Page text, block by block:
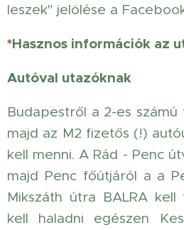
leszek" jelölése a
*Hasznos információk az
Autóval utazóknak
Budapestről a 2-es számú
majd az M2 fizetős (!)
kell menni. A Rád - Penc
majd Penc főútjáról a a
Mikszáth útra BALRA
kell haladni egészen